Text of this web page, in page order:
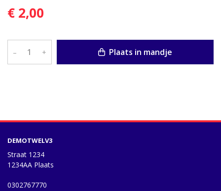
€ 2,00
– + Plaats in mandje
DEMOTWELV3
Straat 1234
1234AA Plaats
0302767770